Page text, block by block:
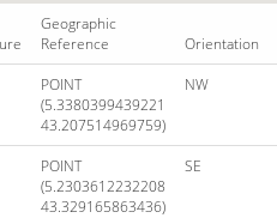
Geographic
Reference
Orientation
POINT
(5.3380399439221
43.207514969759)
NW
POINT
(5.2303612232208
43.329165863436)
SE